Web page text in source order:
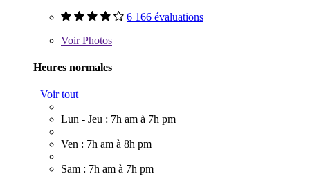
6 166 évaluations
VoirPhotos
Heures normales
Voir tout
Lun - Jeu : 7h am à 7h pm
Ven : 7h am à 8h pm
Sam : 7h am à 7h pm